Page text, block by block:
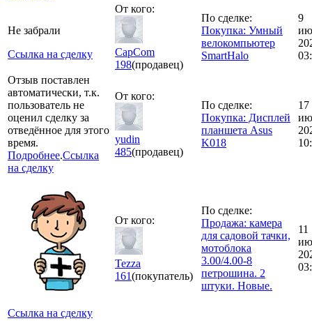
Не забрали
Ссылка на сделку
От кого:
CapCom
198(продавец)
По сделке:
Покупка: Умный
велокомпьютер
SmartHalo
9
Отзыв поставлен
автоматически, т.к.
пользователь не
оценил сделку за
отведённое для этого
время.
Подробнее.Ссылка
на сделку
От кого:
yudin
485(продавец)
По сделке:
Покупка: Дисплей
планшета Asus
K018
17
Ссылка на сделку
От кого:
Tezza
161(покупатель)
По сделке:
Продажа: камера
для садовой тачки,
мотоблока
3.00/4.00-8
петрошина. 2
штуки. Новые.
11